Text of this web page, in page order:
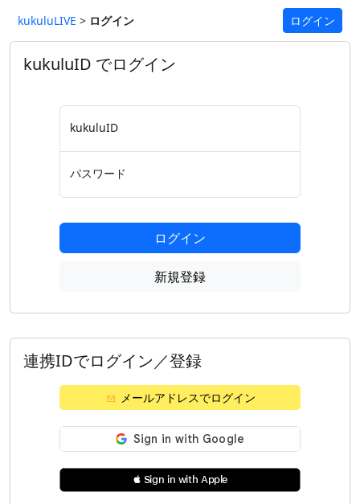
kukuluLIVE > ログイン ログイン
kukuluID でログイン
kukuluID
パスワード
ログイン
新規登録
連携IDでログイン／登録
メールアドレスでログイン
 Sign in with Apple